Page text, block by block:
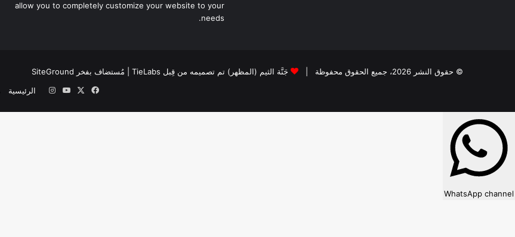
allow you to completely customize your website to your
needs.
© حقوق النشر 2026، جميع الحقوق محفوظة | جَنَّة الثيم (المظهر) تم تصميمه من قِبل TieLabs | مُستضاف بفخر SiteGround
الرئيسية
فيسبوك ‫YouTube
انستقرام
WhatsApp channel